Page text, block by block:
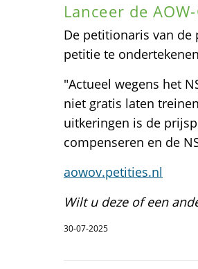
Lanceer de
De petitionaris van de
petitie te
"Actueel wegens het
niet gratis laten
uitkeringen is de
compenseren en de
aowov.petities.nl
Wilt u deze of een
30-07-2025